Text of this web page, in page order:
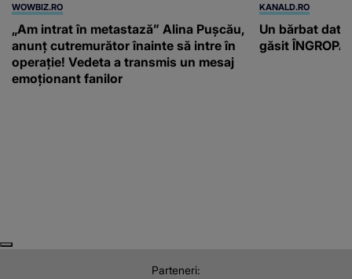
WOWBIZ.RO
„Am intrat în metastază” Alina Pușcău,
anunț cutremurător înainte să intre în
operație! Vedeta a transmis un mesaj
emoționant fanilor
KANALD.RO
Un bărbat dat
găsit
Parteneri: